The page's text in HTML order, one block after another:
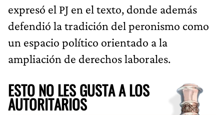
expresó el PJ en el texto, donde además
defendió la tradición del peronismo como
un espacio político orientado a la
ampliación de derechos laborales.
ESTO NO LES GUSTA A LOS
AUTORITARIOS